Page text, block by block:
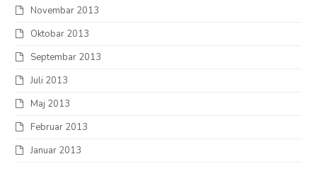
Novembar 2013
Oktobar 2013
Septembar 2013
Juli 2013
Maj 2013
Februar 2013
Januar 2013